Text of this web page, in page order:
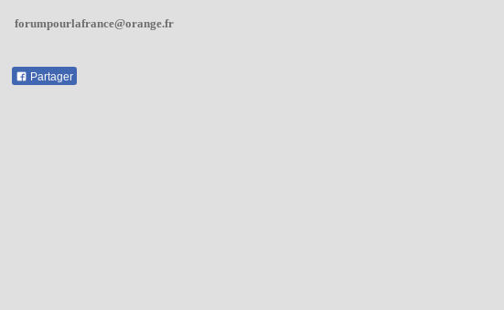
forumpourlafrance@orange.fr
Partager